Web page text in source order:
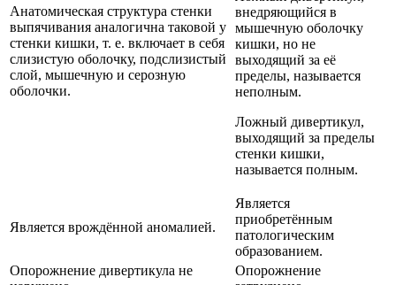
Анатомическая структура стенки
выпячивания аналогична таковой у
стенки кишки, т. е. включает в себя
слизистую оболочку, подслизистый
слой, мышечную и серозную
оболочки.
внедряющийся в
мышечную оболочку
кишки, но не
выходящий за её
пределы, называется
неполным.
Ложный дивертикул,
выходящий за пределы
стенки кишки,
называется полным.
Является врождённой аномалией.
Является
приобретённым
патологическим
образованием.
Опорожнение дивертикула не
Опорожнение